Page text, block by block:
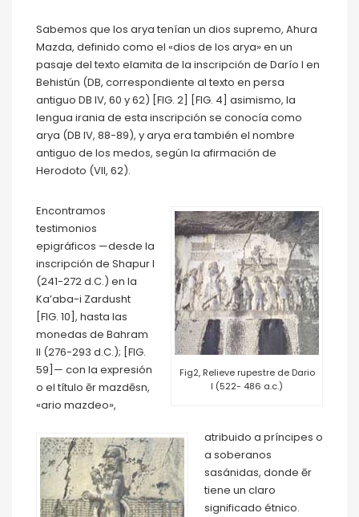
Sabemos que los arya tenían un dios supremo, Ahura
Mazda, definido como el «dios de los arya» en un
pasaje del texto elamita de la inscripción de Darío I en
Behistún (DB, correspondiente al texto en persa
antiguo DB IV, 60 y 62) [FIG. 2] [FIG. 4] asimismo, la
lengua irania de esta inscripción se conocía como
arya (DB IV, 88-89), y arya era también el nombre
antiguo de los medos, según la afirmación de
Herodoto (VII, 62).
Fig2, Relieve rupestre de Dario
I (522- 486 a.c.)
Encontramos
testimonios
epigráficos —desde la
inscripción de Shapur I
(241-272 d.C.) en la
Ka’aba-i Zardusht
[FIG. 10], hasta las
monedas de Bahram
II (276-293 d.C.); [FIG.
59]— con la expresión
o el título ēr mazdēsn,
«ario mazdeo»,
atribuido a príncipes o
a soberanos
sasánidas, donde ēr
tiene un claro
significado étnico.